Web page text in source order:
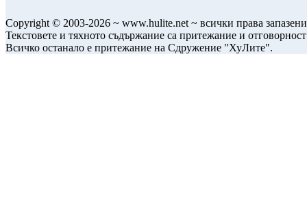
Copyright © 2003-2026 ~ www.hulite.net ~ всички права
Текстовете и тяхното съдържание са притежание и
Всичко останало е притежание на Сдружение "ХуЛите".